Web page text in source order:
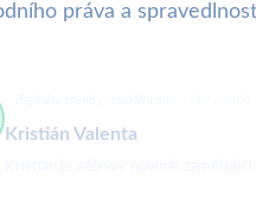
práva a
Kristián Valenta